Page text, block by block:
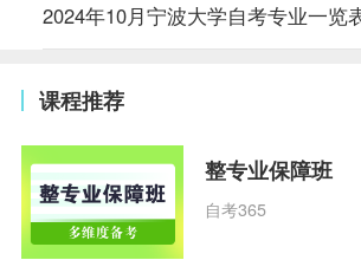
2024年10月宁波大学自考专业一览
课程推荐
整专业保障班
自考365